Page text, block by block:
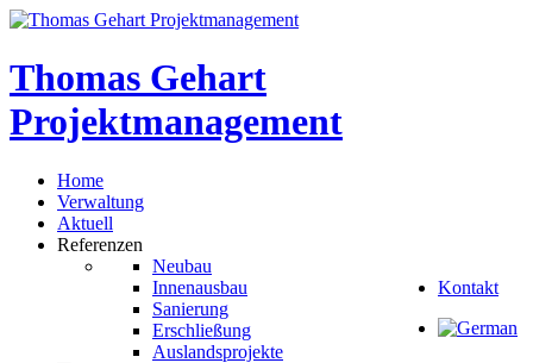
Thomas Gehart
Projektmanagement
Home
Verwaltung
Aktuell
Referenzen
Neubau
Innenausbau
Sanierung
Erschließung
Auslandsprojekte
Kontakt